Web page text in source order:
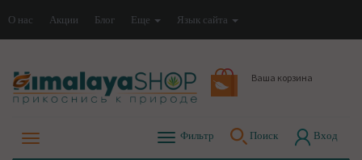
О нас Акции Блог Еще Язык сайта
Ваша корзина
Фильтр Поиск Вход